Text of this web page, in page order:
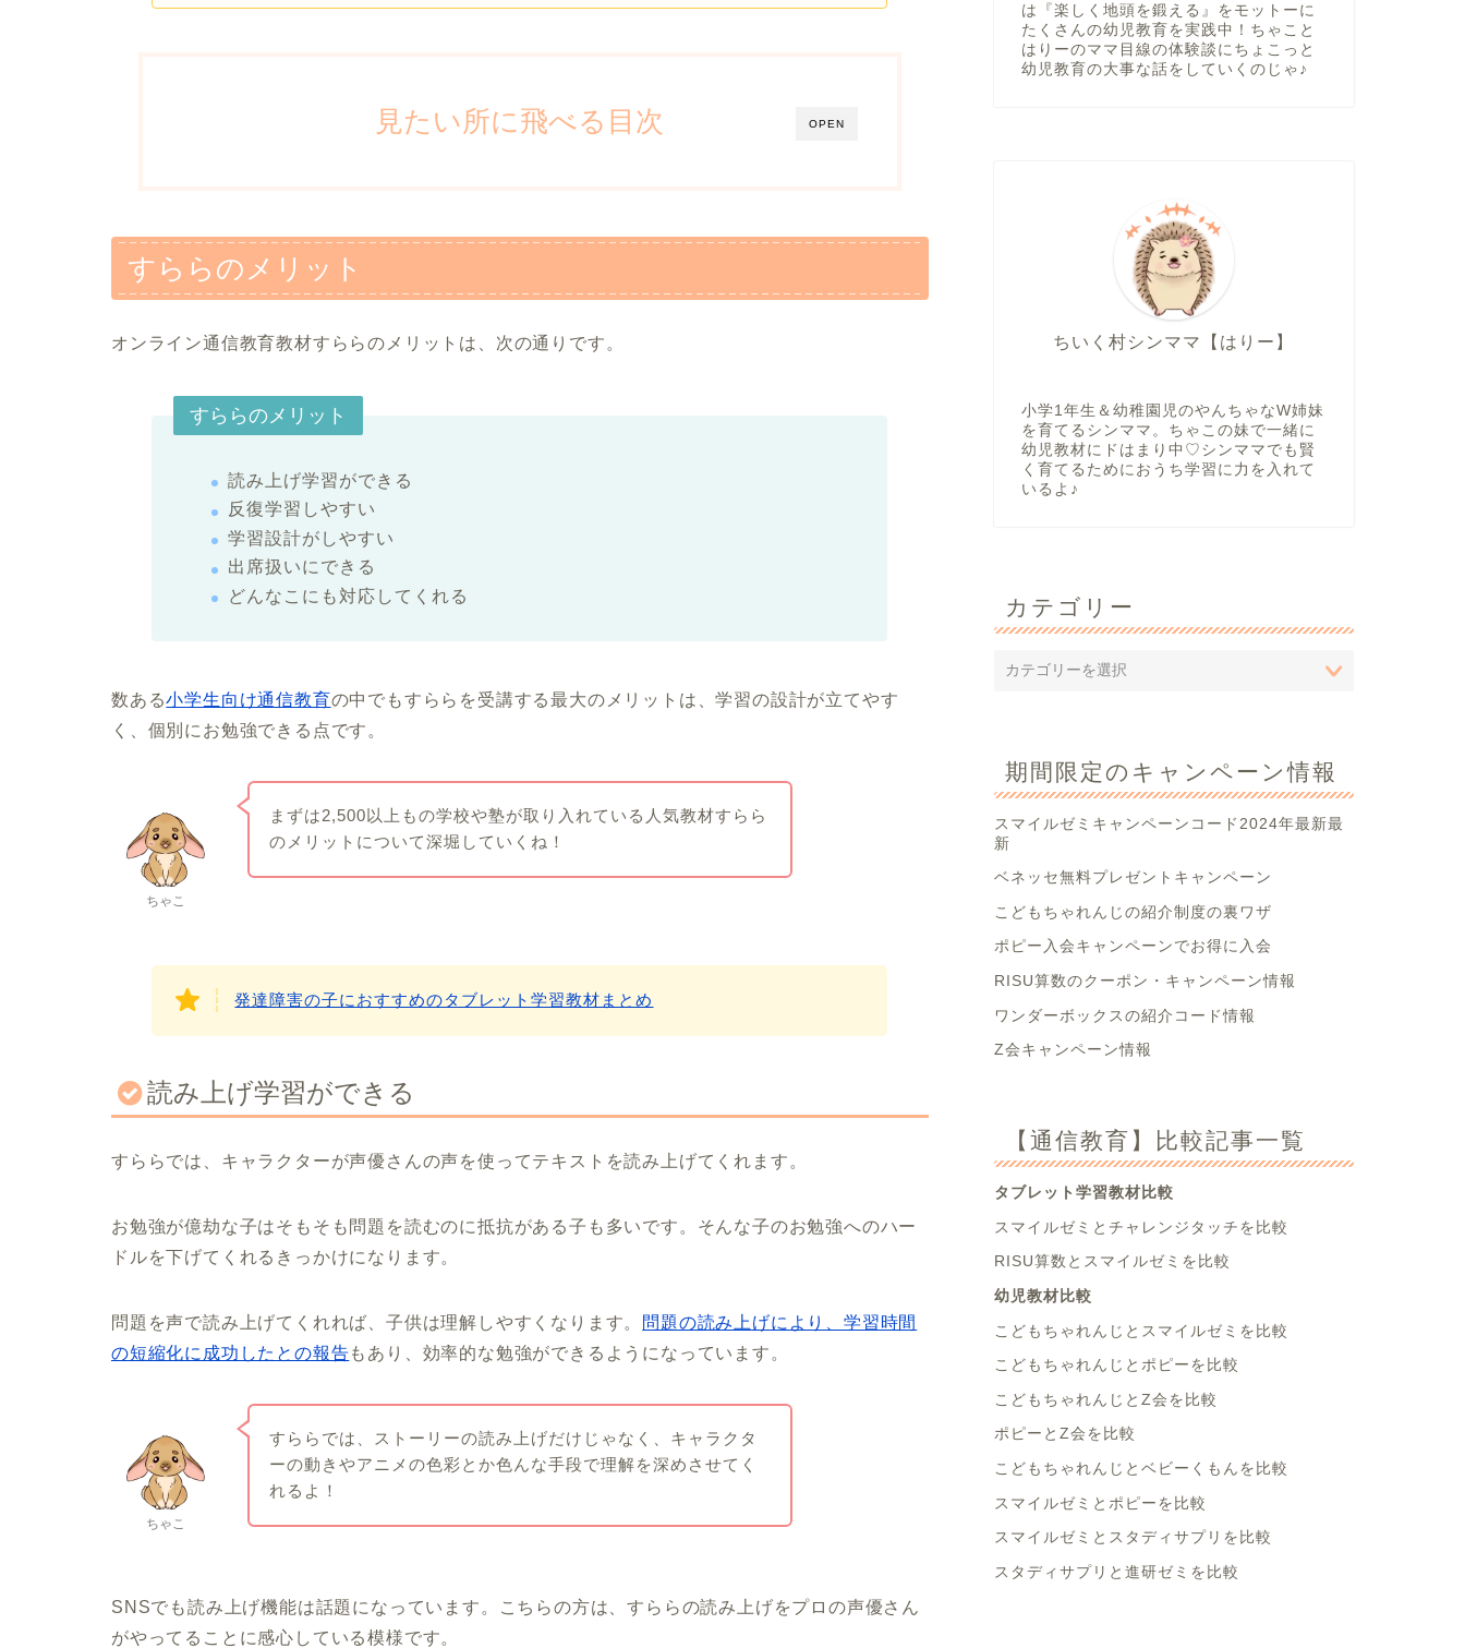
OPEN
見たい所に飛べる目次
すららのメリット
オンライン通信教育教材すららのメリットは、次の通りです。
すららのメリット
読み上げ学習ができる
反復学習しやすい
学習設計がしやすい
出席扱いにできる
どんなこにも対応してくれる
数ある小学生向け通信教育の中でもすららを受講する最大のメリットは、学習の設計が立てやす
く、個別にお勉強できる点です。
ちゃこ
まずは2,500以上もの学校や塾が取り入れている人気教材すらら
のメリットについて深堀していくね！
発達障害の子におすすめのタブレット学習教材まとめ
読み上げ学習ができる
すららでは、キャラクターが声優さんの声を使ってテキストを読み上げてくれます。
お勉強が億劫な子はそもそも問題を読むのに抵抗がある子も多いです。そんな子のお勉強へのハー
ドルを下げてくれるきっかけになります。
問題を声で読み上げてくれれば、子供は理解しやすくなります。
問題の読み上げにより、学習時間
の短縮化に成功したとの報告もあり、効率的な勉強ができるようになっています。
ちゃこ
すららでは、ストーリーの読み上げだけじゃなく、キャラクタ
ーの動きやアニメの色彩とか色んな手段で理解を深めさせてく
れるよ！
SNSでも読み上げ機能は話題になっています。こちらの方は、すららの読み上げをプロの声優さん
がやってることに感心している模様です。
は『楽しく地頭を鍛える』をモットーに
たくさんの幼児教育を実践中！ちゃこと
はりーのママ目線の体験談にちょこっと
幼児教育の大事な話をしていくのじゃ♪
ちいく村シンママ【はりー】
小学1年生＆幼稚園児のやんちゃなW姉妹
を育てるシンママ。ちゃこの妹で一緒に
幼児教材にドはまり中♡シンママでも賢
く育てるためにおうち学習に力を入れて
いるよ♪
カテゴリー
期間限定のキャンペーン情報
スマイルゼミキャンペーンコード2024年最新最
新
ベネッセ無料プレゼントキャンペーン
こどもちゃれんじの紹介制度の裏ワザ
ポピー入会キャンペーンでお得に入会
RISU算数のクーポン・キャンペーン情報
ワンダーボックスの紹介コード情報
Z会キャンペーン情報
【通信教育】比較記事一覧
タブレット学習教材比較
スマイルゼミとチャレンジタッチを比較
RISU算数とスマイルゼミを比較
幼児教材比較
こどもちゃれんじとスマイルゼミを比較
こどもちゃれんじとポピーを比較
こどもちゃれんじとZ会を比較
ポピーとZ会を比較
こどもちゃれんじとベビーくもんを比較
スマイルゼミとポピーを比較
スマイルゼミとスタディサプリを比較
スタディサプリと進研ゼミを比較